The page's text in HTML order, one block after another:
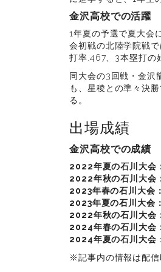
金沢高校での活躍
1年夏の予選で夏大会
会初戦の北陸学院戦
打率.467、3本塁打の
同大会の3回戦・金沢
も、星稜との準々決
る。
出場成績
金沢高校での成績
2022年夏の石川大会
2022年秋の石川大会
2023年春の石川大会
2023年夏の石川大会
2022年秋の石川大会
2024年春の石川大会
2024年夏の石川大会
※記事内の情報は配